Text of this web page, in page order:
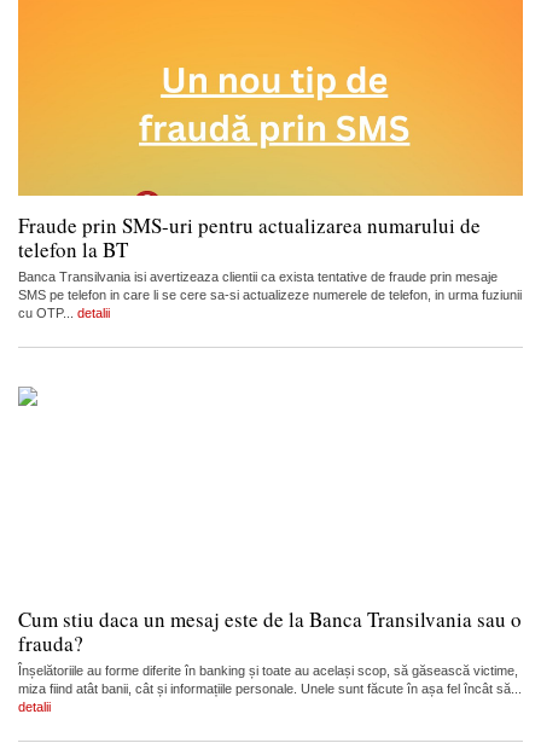
Fraude prin SMS-uri pentru actualizarea numarului de
telefon la BT
Banca Transilvania isi avertizeaza clientii ca exista tentative de fraude prin mesaje
SMS pe telefon in care li se cere sa-si actualizeze numerele de telefon, in urma fuziunii
cu OTP... detalii
Cum stiu daca un mesaj este de la Banca Transilvania sau o
frauda?
Înșelătoriile au forme diferite în banking și toate au același scop, să găsească victime,
miza fiind atât banii, cât și informațiile personale. Unele sunt făcute în așa fel încât să...
detalii